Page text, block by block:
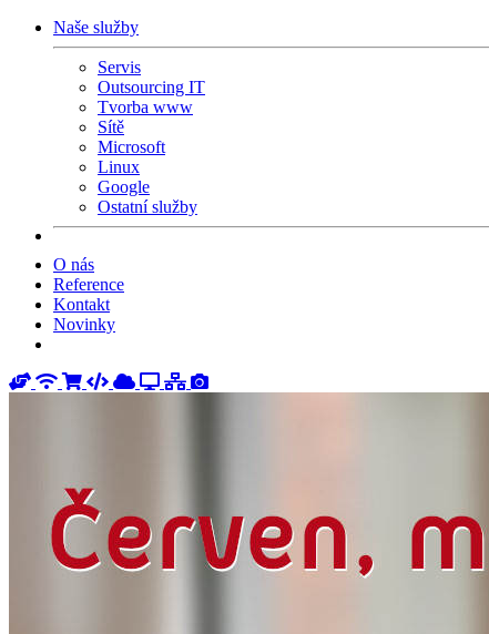
Naše služby
Servis
Outsourcing IT
Tvorba www
Sítě
Microsoft
Linux
Google
Ostatní služby
O nás
Reference
Kontakt
Novinky